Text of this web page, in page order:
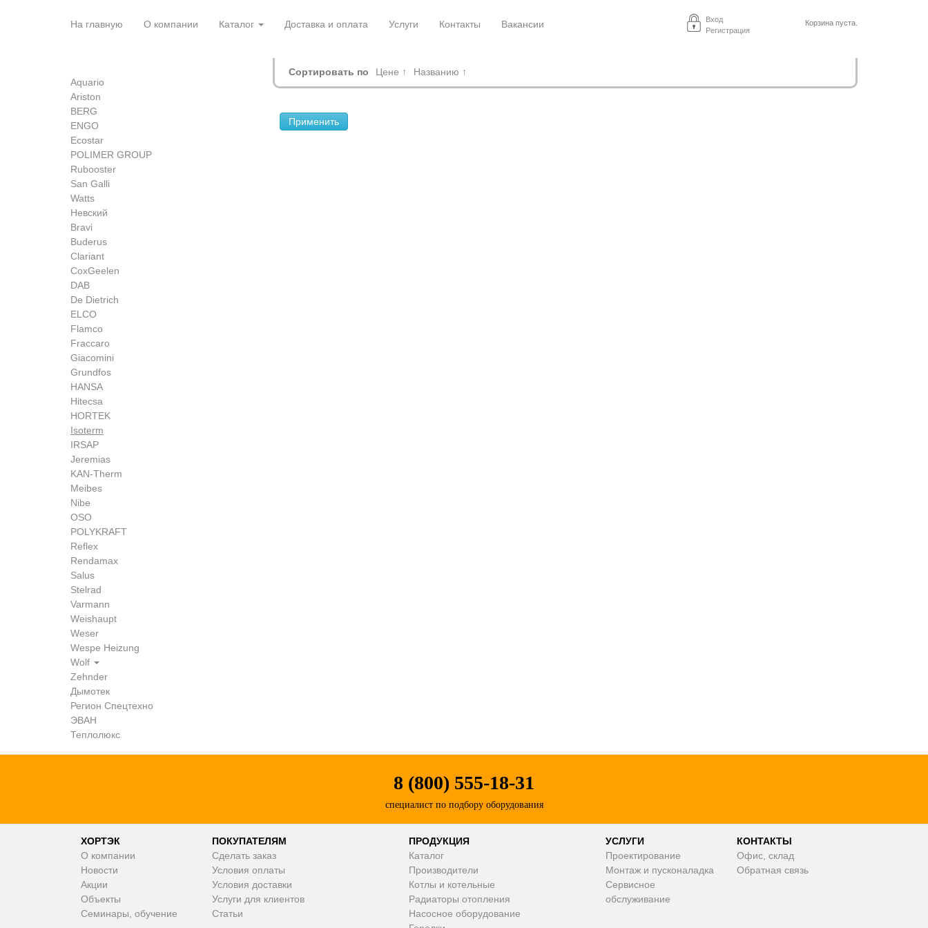
Вход
Регистрация
Корзина пуста.
На главную О компании Каталог Доставка и оплата Услуги Контакты Вакансии
Aquario
Ariston
BERG
ENGO
Ecostar
POLIMER GROUP
Rubooster
San Galli
Watts
Невский
Bravi
Buderus
Clariant
CoxGeelen
DAB
De Dietrich
ELCO
Flamco
Fraccaro
Giacomini
Grundfos
HANSA
Hitecsa
HORTEK
Isoterm
IRSAP
Jeremias
KAN-Therm
Meibes
Nibe
OSO
POLYKRAFT
Reflex
Rendamax
Salus
Stelrad
Varmann
Weishaupt
Weser
Wespe Heizung
Wolf
Zehnder
Дымотек
Регион Спецтехно
ЭВАН
Теплолюкс
Сортировать по Цене ↑ Названию ↑
Применить
8 (800) 555-18-31
специалист по подбору оборудования
ХОРТЭК
О компании
Новости
Акции
Объекты
Семинары, обучение
ПОКУПАТЕЛЯМ
Сделать заказ
Условия оплаты
Условия доставки
Услуги для клиентов
Статьи
ПРОДУКЦИЯ
Каталог
Производители
Котлы и котельные
Радиаторы отопления
Насосное оборудование
УСЛУГИ
Проектирование
Монтаж и пусконаладка
Сервисное
обслуживание
КОНТАКТЫ
Офис, склад
Обратная связь